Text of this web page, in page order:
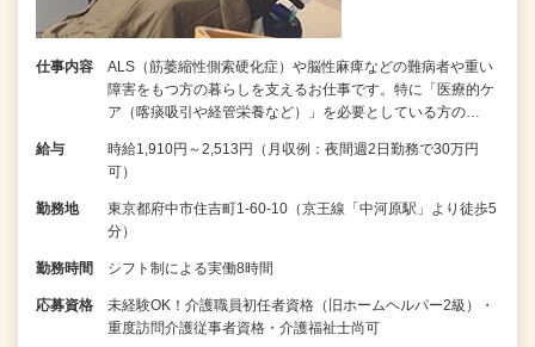
仕事内容
ALS（筋萎縮性側索硬化症）や脳性麻痺などの難病者や重い
障害をもつ方の暮らしを支えるお仕事です。特に「医療的ケ
ア（喀痰吸引や経管栄養など）」を必要としている方の…
給与
時給1,910円～2,513円（月収例：夜間週2日勤務で30万円
可）
勤務地
東京都府中市住吉町1-60-10（京王線「中河原駅」より徒歩5
分）
勤務時間 シフト制による実働8時間
応募資格
未経験OK！介護職員初任者資格（旧ホームヘルパー2級）・
重度訪問介護従事者資格・介護福祉士尚可